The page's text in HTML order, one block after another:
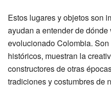
Estos lugares y objetos son
ayudan a entender de
evolucionado Colombia.
históricos, muestran la
constructores de otras
tradiciones y costumbres de